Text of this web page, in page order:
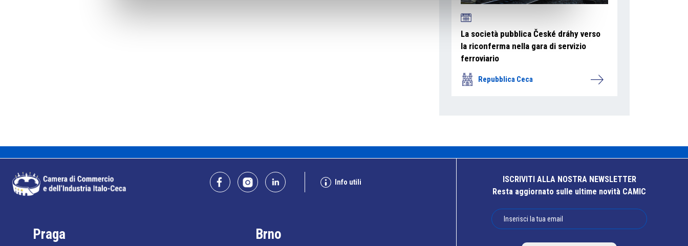
La società pubblica České dráhy verso
la riconferma nella gara di servizio
ferroviario
Repubblica Ceca
Info utili
Praga Brno
ISCRIVITI ALLA NOSTRA NEWSLETTER
Resta aggiornato sulle ultime novità CAMIC